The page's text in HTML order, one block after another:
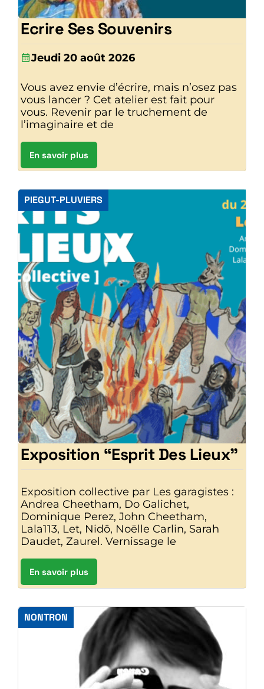
Ecrire Ses Souvenirs
Jeudi 20 août 2026
Vous avez envie d’écrire, mais n’osez pas
vous lancer ? Cet atelier est fait pour
vous. Revenir par le truchement de
l’imaginaire et de
En savoir plus
PIEGUT-PLUVIERS
Exposition “Esprit Des Lieux”
Exposition collective par Les garagistes :
Andrea Cheetham, Do Galichet,
Dominique Perez, John Cheetham,
Lala113, Let, Nidô, Noëlle Carlin, Sarah
Daudet, Zaurel. Vernissage le
En savoir plus
NONTRON